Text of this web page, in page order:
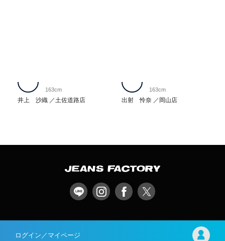
井上 沙織 土佐道路店
163cm
出射 怜奈 岡山店
163cm
ログイン／マイページ